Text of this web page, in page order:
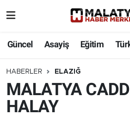
Güncel Asayiş Eğitim
HABERLER ELAZIĞ
MALATYA
HALAY
Eğitim
Türkiye
Sağlık